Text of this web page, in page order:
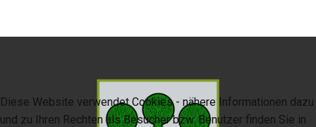
Wirtschaft
Impressum
Diese Website verwendet Cookies - nähere Informationen dazu
und zu Ihren Rechten als Besucher bzw. Benutzer finden Sie in